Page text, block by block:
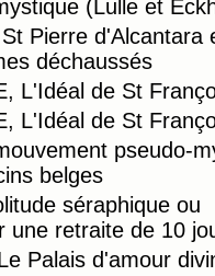
(Lulle et
Pierre d'Alcantara
déchaussés
L'Idéal de St
L'Idéal de St
pseudo-
belges
séraphique ou
une retraite de 10
Palais d'amour